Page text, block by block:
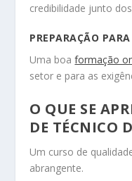
credibilidade junto
PREPARAÇÃO
Uma boaformação
setor e para as
O QUE SE
DE TÉCNICO
Um curso de
abrangente.